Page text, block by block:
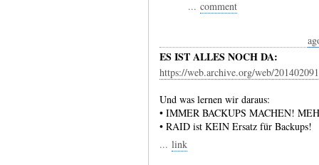
... comment
ES IST ALLES NOCH DA:
https://web.archive.org/web/
Und was lernen wir daraus:
• IMMER BACKUPS MACHEN!
• RAID ist KEIN Ersatz für Backups!
... link